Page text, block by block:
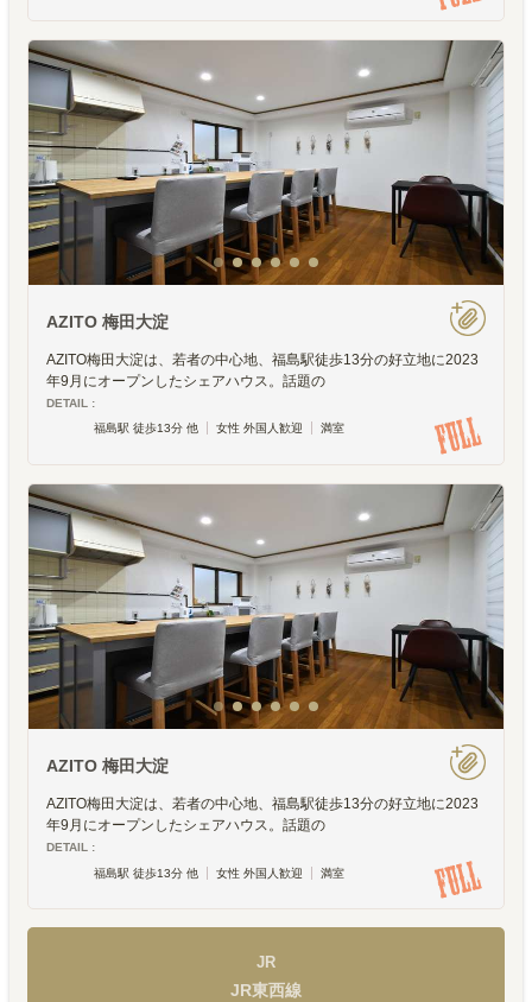
AZITO 梅田大淀
AZITO梅田大淀は、若者の中心地、福島駅徒歩13分の好立地に2023
年9月にオープンしたシェアハウス。話題の
DETAIL :
福島駅 徒歩13分 他
女性 外国人歓迎 満室
AZITO 梅田大淀
AZITO梅田大淀は、若者の中心地、福島駅徒歩13分の好立地に2023
年9月にオープンしたシェアハウス。話題の
DETAIL :
福島駅 徒歩13分 他
女性 外国人歓迎 満室
JR
JR東西線